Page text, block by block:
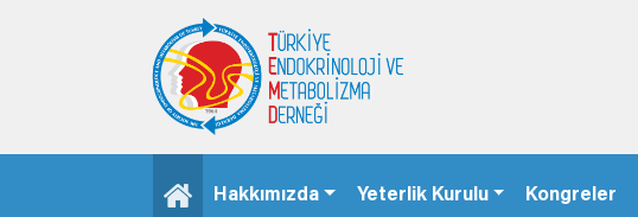
Hakkımızda Yeterlik Kurulu Kongreler